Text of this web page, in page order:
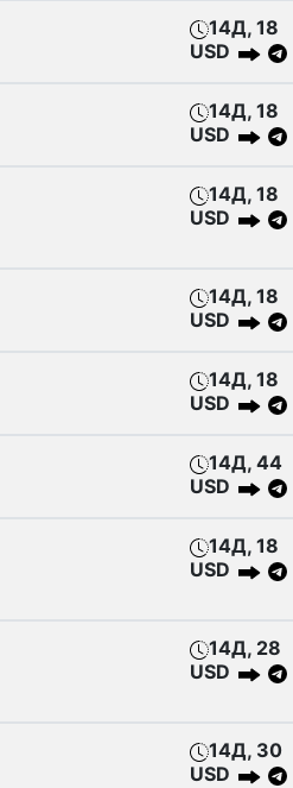
14Д, 18
USD
14Д, 18
USD
14Д, 18
USD
14Д, 18
USD
14Д, 18
USD
14Д, 44
USD
14Д, 18
USD
14Д, 28
USD
14Д, 30
USD